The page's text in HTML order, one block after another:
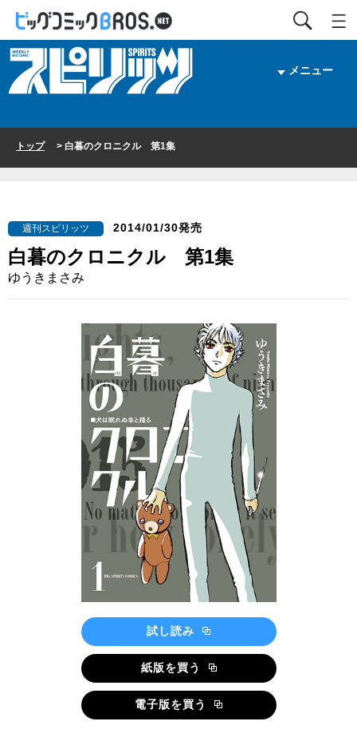
メニュー
トップ> 白暮のクロニクル 第1集
週刊スピリッツ 2014/01/30発売
白暮のクロニクル 第1集
ゆうきまさみ
試し読み
紙版を買う
電子版を買う